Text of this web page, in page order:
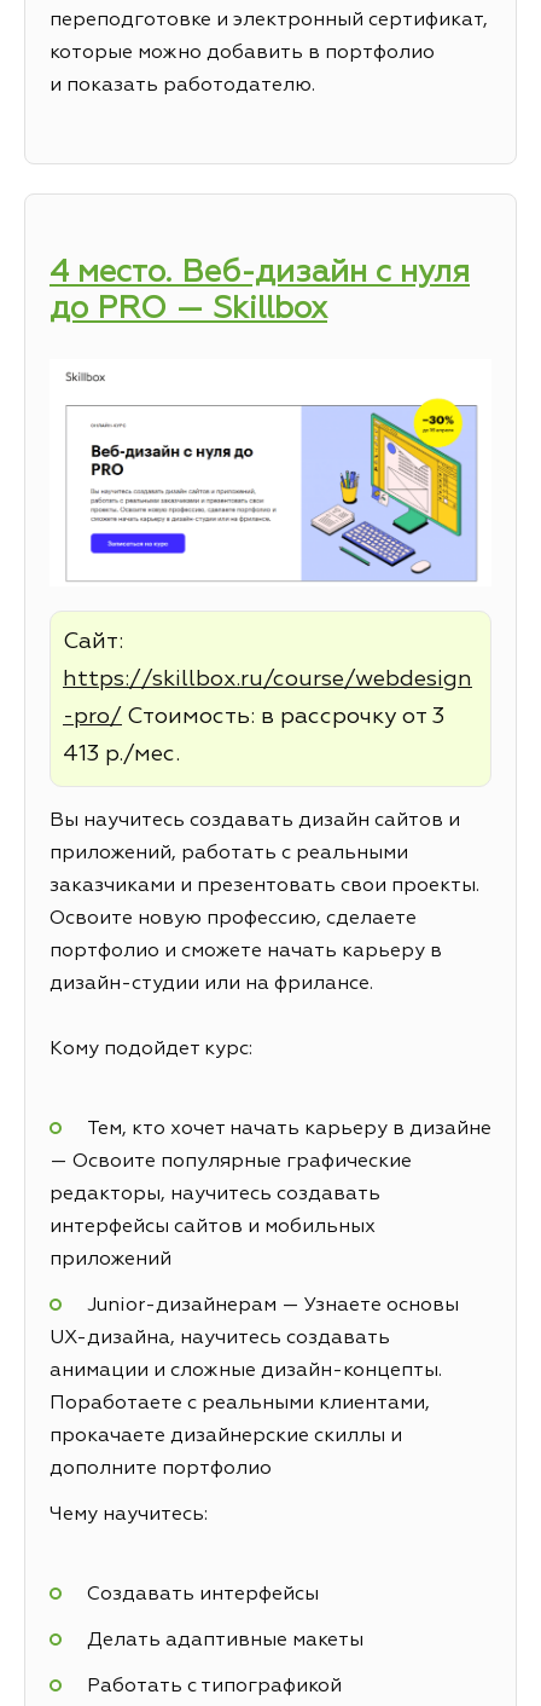
переподготовке и электронный сертификат,
которые можно добавить в портфолио
и показать работодателю.
4 место. Веб-дизайн с нуля
до PRO — Skillbox
Сайт:
https://skillbox.ru/course/webdesign
-pro/ Стоимость: в рассрочку от 3
413 р./мес.
Вы научитесь создавать дизайн сайтов и
приложений, работать с реальными
заказчиками и презентовать свои проекты.
Освоите новую профессию, сделаете
портфолио и сможете начать карьеру в
дизайн-студии или на фрилансе.
Кому подойдет курс:
Тем, кто хочет начать карьеру в дизайне
— Освоите популярные графические
редакторы, научитесь создавать
интерфейсы сайтов и мобильных
приложений
Junior-дизайнерам — Узнаете основы
UX-дизайна, научитесь создавать
анимации и сложные дизайн-концепты.
Поработаете с реальными клиентами,
прокачаете дизайнерские скиллы и
дополните портфолио
Чему научитесь:
Создавать интерфейсы
Делать адаптивные макеты
Работать с типографикой